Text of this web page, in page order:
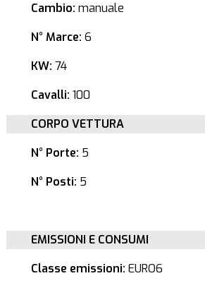
Cambio: manuale
N° Marce: 6
KW: 74
Cavalli: 100
CORPO VETTURA
N° Porte: 5
N° Posti: 5
EMISSIONI E CONSUMI
Classe emissioni: EURO6